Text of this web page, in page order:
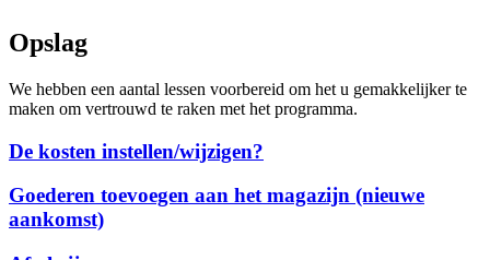
Opslag
We hebben een aantal lessen voorbereid om het u gemakkelijker te
maken om vertrouwd te raken met het programma.
De kosten instellen/wijzigen?
Goederen toevoegen aan het magazijn (nieuwe
aankomst)